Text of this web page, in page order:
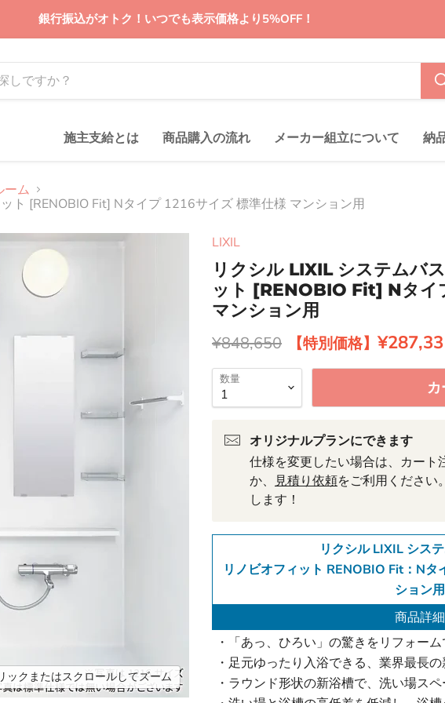
銀行振込がオトク！いつでも表示価格より5%OFF！
施主支給とは 商品購入の流れ メーカー組立について 納
ーム
ト [RENOBIO Fit] Nタイプ 1216サイズ 標準仕様 マンション用
ックまたはスクロールしてズーム
LIXIL
リクシル LIXIL システムバ
ット [RENOBIO Fit] Nタイ
マンション用
元の価格
¥848,650 現在の
数量 カ
オリジナルプランにできます
仕様を変更したい場合は、カート
か、 見積り依頼をご利用ください
します！
リクシル LIXIL シス
リノビオフィット RENOBIO Fit：N
ション用
商品詳細
・「あっ、ひろい」の驚きをリフォー
・足元ゆったり入浴できる、業界最長の
・ラウンド形状の新浴槽で、洗い場スペ